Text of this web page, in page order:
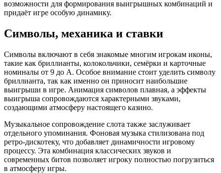
возможности для формирования выигрышных комбинаций и
придаёт игре особую динамику.
Символы, механика и ставки
Символы включают в себя знакомые многим игрокам иконы,
такие как бриллианты, колокольчики, семёрки и карточные
номиналы от 9 до А. Особое внимание стоит уделить символу
бриллианта, так как именно он приносит наибольшие
выигрыши в игре. Анимация символов плавная, а эффекты
выигрыша сопровождаются характерными звуками,
создающими атмосферу настоящего казино.
Музыкальное сопровождение слота также заслуживает
отдельного упоминания. Фоновая музыка стилизована под
ретро-дискотеку, что добавляет динамичности игровому
процессу. Эта комбинация классических звуков и
современных битов позволяет игроку полностью погрузиться
в атмосферу игры.